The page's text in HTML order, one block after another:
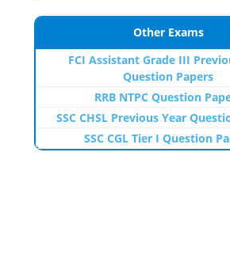
Other Exams
FCI Assistant Grade III
Question Papers
RRB NTPC Question
SSC CHSL Previous Year
SSC CGL Tier I Question